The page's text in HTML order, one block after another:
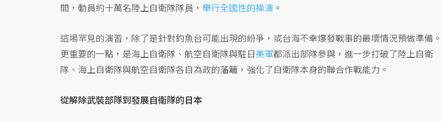
間，動員約十萬名陸上自衛隊隊員， 舉行全國性的操演 。
這場罕見的演習，除了是針對釣魚台可能出現的紛爭，或台海不幸爆發戰事的最壞情況預做準備。
更重要的一點，是海上自衛隊、航空自衛隊與駐日美軍都派出部隊參與，進一步打破了陸上自衛
隊、海上自衛隊與航空自衛隊各自為政的藩籬，強化了自衛隊本身的聯合作戰能力。
從解除武裝部隊到發展自衛隊的日本